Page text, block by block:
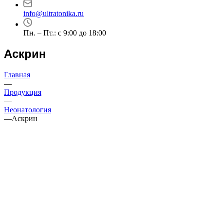
info@ultratonika.ru
Пн. – Пт.: с 9:00 до 18:00
Аскрин
Главная
—
Продукция
—
Неонатология
—Аскрин